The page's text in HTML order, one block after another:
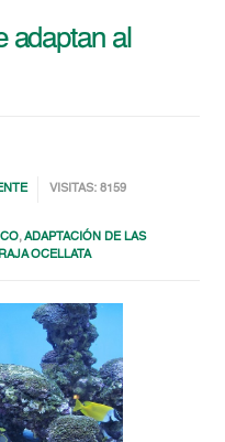
adaptan al
VISITAS: 8159
,ADAPTACIÓN DE LAS
OCELLATA